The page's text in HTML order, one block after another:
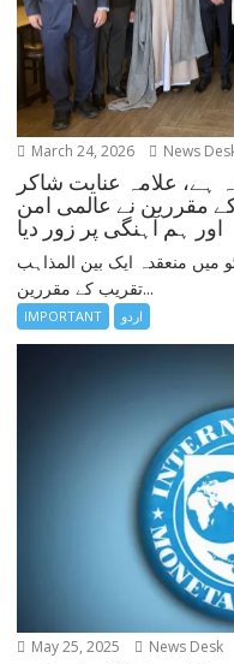
March 24, 2026 News
علامہ عنایت شاکر
مقررین نے عالمی امن
اور ہم آہنگی پر زور دیا
میں منعقدہ ایک بین المذاہب
تقریب کے مقررین...
IMPORTANT اردو
May 25, 2025 News Desk